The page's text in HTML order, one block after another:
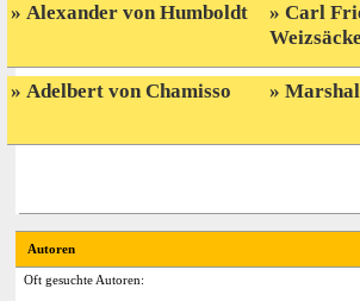
Alexander von Humboldt
Adelbert von Chamisso
Carl
Autoren
Oft gesuchte Autoren: